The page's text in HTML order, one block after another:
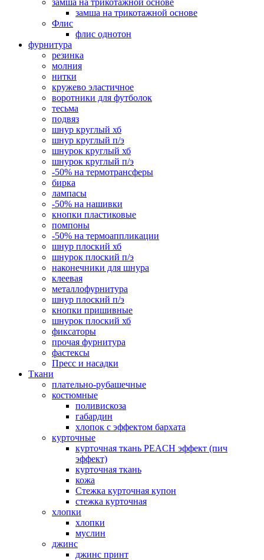
замша на трикотажной основе
замша на трикотажной основе
Флис
флис однотон
фурнитура
резинка
молния
нитки
кружево эластичное
воротники для футболок
тесьма
подвяз
шнур круглый хб
шнур круглый п/э
шнурок круглый хб
шнурок круглый п/э
-50% на термотрансферы
бирка
лампасы
-50% на нашивки
кнопки пластиковые
помпоны
-50% на термоаппликации
шнур плоский хб
шнурок плоский п/э
наконечники для шнура
клеевая
металлофурнитура
шнур плоский п/э
кнопки пришивные
шнурок плоский хб
фиксаторы
прочая фурнитура
фастексы
Пресс и насадки
Ткани
плательно-рубашечные
костюмные
поливискоза
габардин
хлопок с эффектом бархата
курточные
курточная ткань PEACH эффект (пич
эффект)
курточная ткань
кожа
Стежка курточная купон
стежка курточная
хлопки
хлопки
муслин
джинс
джинс принт